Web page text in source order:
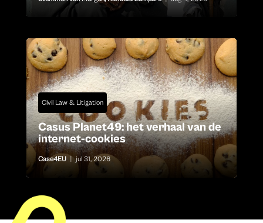
Civil Law & Litigation
Casus Planet49: het verhaal van de
internet-cookies
Case4EU jul 31, 2026